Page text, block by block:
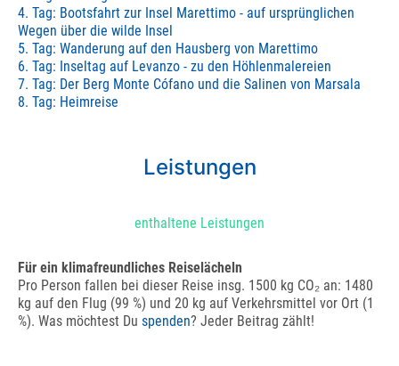
4. Tag: Bootsfahrt zur Insel Marettimo - auf ursprünglichen
Wegen über die wilde Insel
5. Tag: Wanderung auf den Hausberg von Marettimo
6. Tag: Inseltag auf Levanzo - zu den Höhlenmalereien
7. Tag: Der Berg Monte Cófano und die Salinen von Marsala
8. Tag: Heimreise
Leistungen
enthaltene Leistungen
Für ein klimafreundliches Reiselächeln
Pro Person fallen bei dieser Reise insg. 1500 kg CO₂ an: 1480
kg auf den Flug (99 %) und 20 kg auf Verkehrsmittel vor Ort (1
%). Was möchtest Du spenden? Jeder Beitrag zählt!